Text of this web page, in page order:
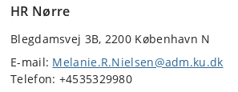
HR Nørre
Blegdamsvej 3B, 2200 København N
E-mail: Melanie.R.Nielsen@adm.ku.dk
Telefon: +4535329980